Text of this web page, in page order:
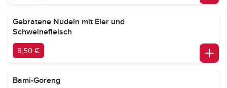
Gebratene Nudeln mit Eier und
Schweinefleisch
8,50 €
Bami-Goreng